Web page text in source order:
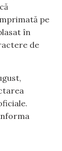
pe
în
de